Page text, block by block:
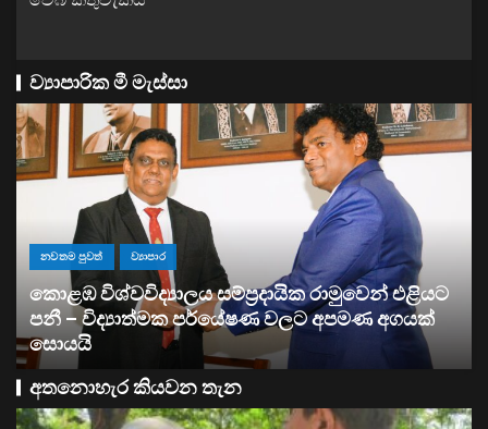
ව්‍යාපාරික මී මැස්සා
ව්‍යාපාර
සතොසෙන් සුපර් වැඩක් ..
අතනොහැර කියවන තැන